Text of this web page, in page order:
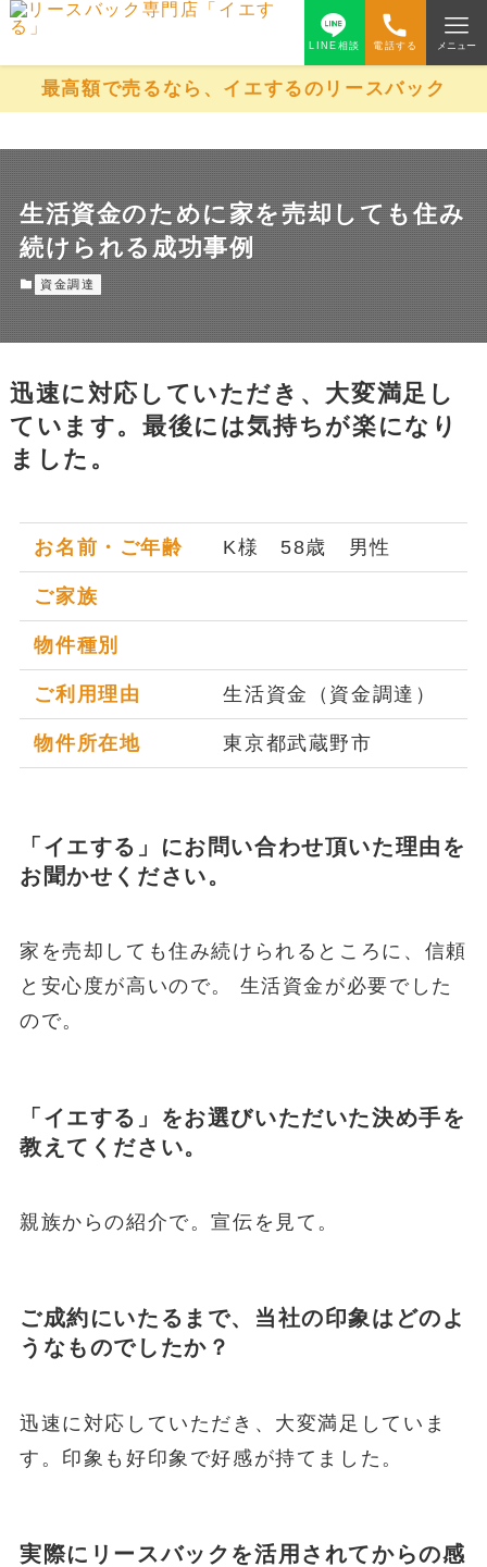
LINE相談 電話する メニュー
最高額で売るなら、イエするのリースバック
生活資金のために家を売却しても住み
続けられる成功事例
資金調達
迅速に対応していただき、大変満足し
ています。最後には気持ちが楽になり
ました。
お名前・ご年齢 K様 58歳 男性
ご家族
物件種別
ご利用理由 生活資金（資金調達）
物件所在地 東京都武蔵野市
「イエする」にお問い合わせ頂いた理由を
お聞かせください。
家を売却しても住み続けられるところに、信頼
と安心度が高いので。 生活資金が必要でした
ので。
「イエする」をお選びいただいた決め手を
教えてください。
親族からの紹介で。宣伝を見て。
ご成約にいたるまで、当社の印象はどのよ
うなものでしたか？
迅速に対応していただき、大変満足していま
す。印象も好印象で好感が持てました。
実際にリースバックを活用されてからの感